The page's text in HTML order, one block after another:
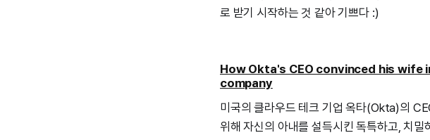
로 받기 시작하는 것 같아 기쁘다 :)
How Okta's CEO convinced his
company
미국의 클라우드 테크 기업 옥타(Okta)의
위해 자신의 아내를 설득시킨 독특하고, 치밀